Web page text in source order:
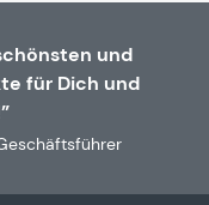
und
für Dich und